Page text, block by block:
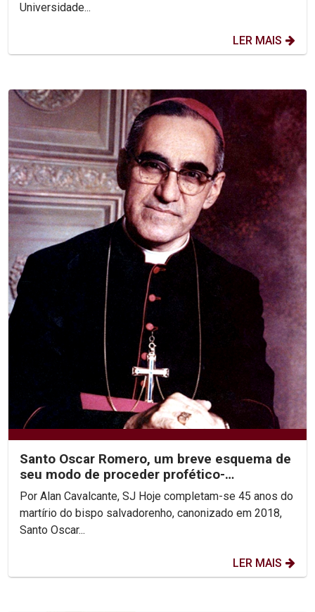
Universidade...
LER MAIS
Santo Oscar Romero, um breve esquema de
seu modo de proceder profético-
reconciliador.
Por Alan Cavalcante, SJ Hoje completam-se 45 anos do
martírio do bispo salvadorenho, canonizado em 2018,
Santo Oscar...
LER MAIS